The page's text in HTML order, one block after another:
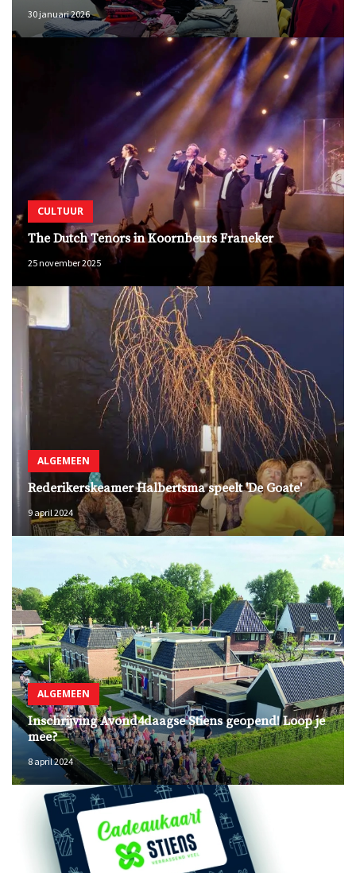
30 januari 2026
CULTUUR
The Dutch Tenors in Koornbeurs Franeker
25 november 2025
ALGEMEEN
Rederikerskeamer Halbertsma speelt 'De Goate'
9 april 2024
ALGEMEEN
Inschrijving Avond4daagse Stiens geopend! Loop je
mee?
8 april 2024